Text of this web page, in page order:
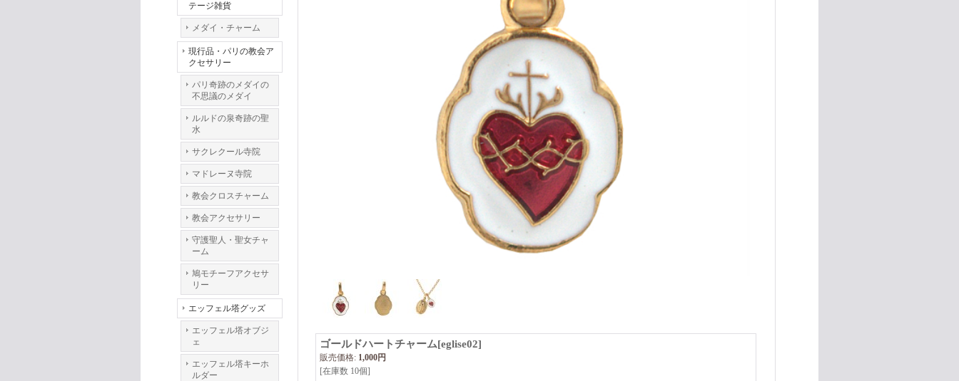
テージ雑貨
メダイ・チャーム
現行品・パリの教会ア
クセサリー
パリ奇跡のメダイの
不思議のメダイ
ルルドの泉奇跡の聖
水
サクレクール寺院
マドレーヌ寺院
教会クロスチャーム
教会アクセサリー
守護聖人・聖女チャ
ーム
鳩モチーフアクセサ
リー
エッフェル塔グッズ
エッフェル塔オブジ
ェ
エッフェル塔キーホ
ルダー
ゴールドハートチャーム[eglise02]
販売価格: 1,000円
[在庫数 10個]